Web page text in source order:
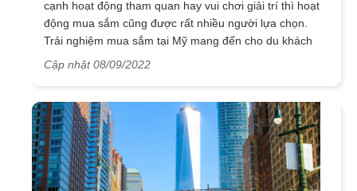
cạnh hoạt động tham quan hay vui chơi giải trí thì hoạt
động mua sắm cũng được rất nhiều người lựa chọn.
Trải nghiệm mua sắm tại Mỹ mang đến cho du khách
những ấn tượng khó quên về hàng hóa chất lượng cao
những nhà bán lẻ như cửa hàng tạp hóa, chợ ngoài trời
đều tập trung rất nhiều sản phẩm đến từ các thương
hiệu nổi tiếng. Để có thể tìm hiểu kỹ hơn về những địa
điểm mua sắm uy tín tại Mỹ, bạn hãy tham khảo bài viết
dưới đây của VietSense Travel nhé!
Cập nhật 08/09/2022